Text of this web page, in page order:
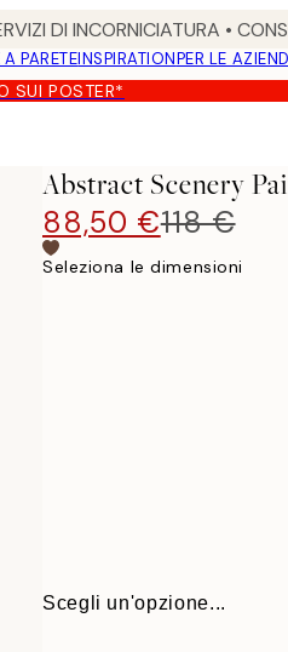
DI INCORNICIATURA •
PARETEINSPIRATIONPER LE
SUI POSTER*
Abstract Scenery
88,50 €118 €
Seleziona le dimensioni
Scegli un'opzione...